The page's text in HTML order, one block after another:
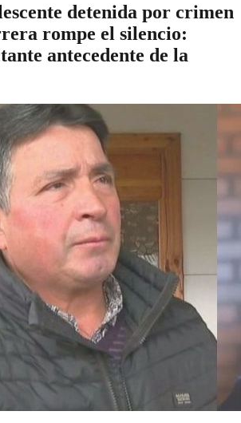
detenida por crimen
rompe el silencio:
antecedente de la